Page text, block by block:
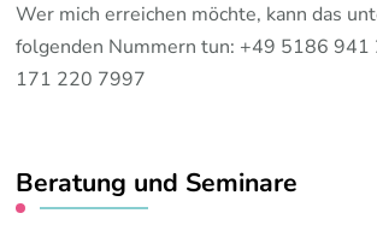
Wer mich erreichen möchte, kann das
folgenden Nummern tun: +49 5186
171 220 7997
Beratung und Seminare